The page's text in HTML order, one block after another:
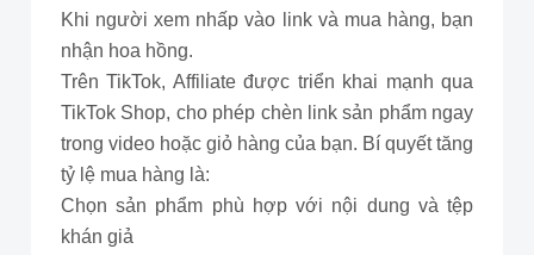
Khi người xem nhấp vào link và mua hàng, bạn
nhận hoa hồng.
Trên TikTok, Affiliate được triển khai mạnh qua
TikTok Shop, cho phép chèn link sản phẩm ngay
trong video hoặc giỏ hàng của bạn. Bí quyết tăng
tỷ lệ mua hàng là:
Chọn sản phẩm phù hợp với nội dung và tệp
khán giả